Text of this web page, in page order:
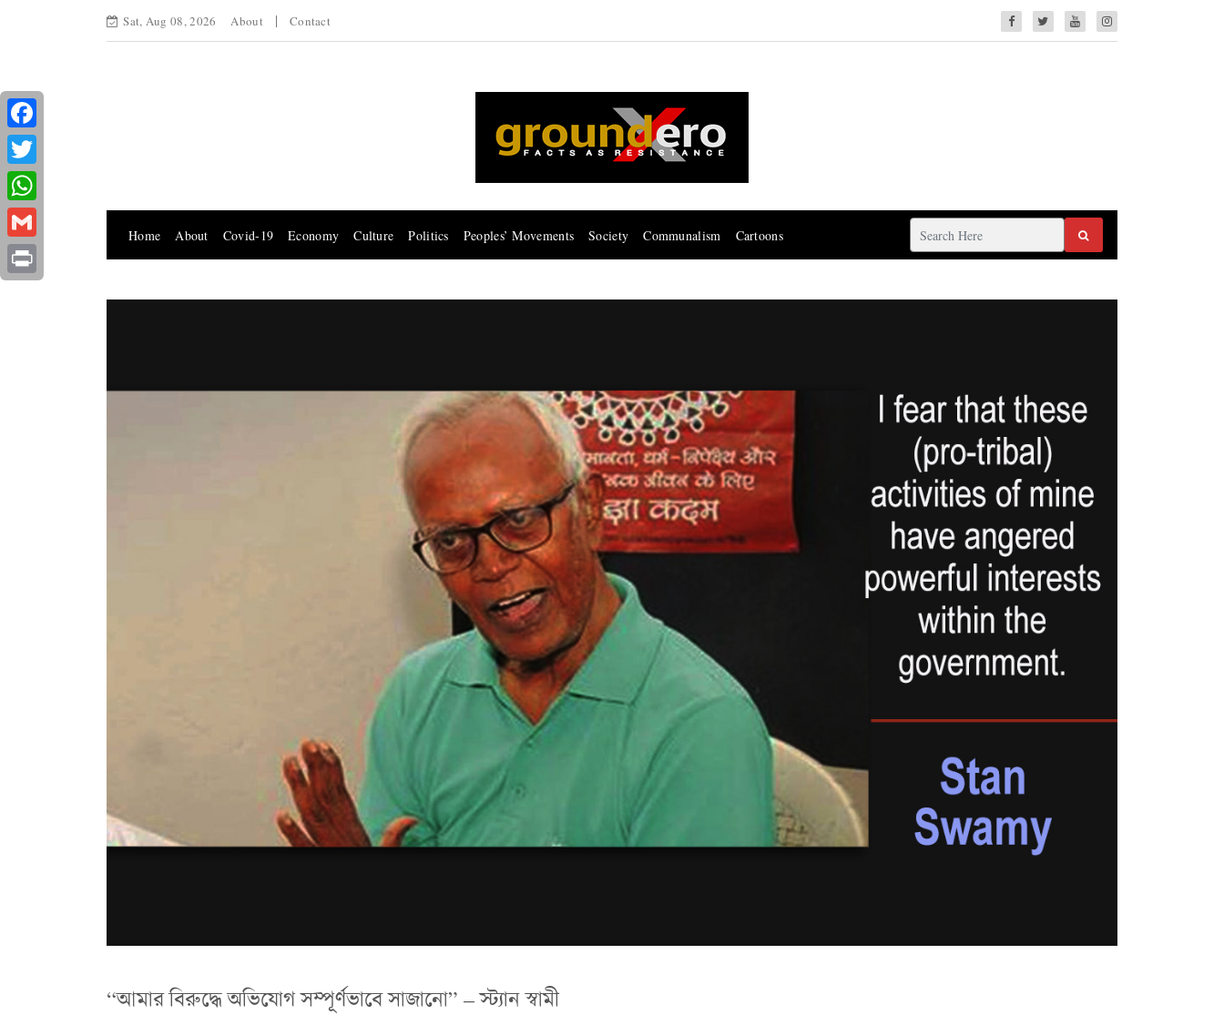
Sat, Aug 08, 2026 About Contact
Home About Covid-19 Economy Culture Politics Peoples’ Movements Society Communalism Cartoons
“আমার বিরুদ্ধে অভিযোগ সম্পূর্ণভাবে সাজানো” – স্ট্যান স্বামী
Facebook
Twitter
WhatsApp
Gmail